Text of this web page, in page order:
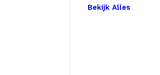
Bekijk Alles